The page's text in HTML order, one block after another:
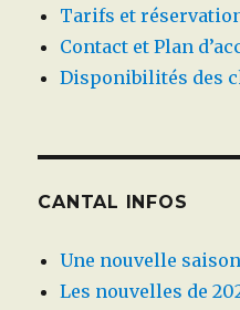
Tarifs et
Contact et Plan
Disponibilités des
CANTAL INFOS
Une nouvelle saison
Les nouvelles de